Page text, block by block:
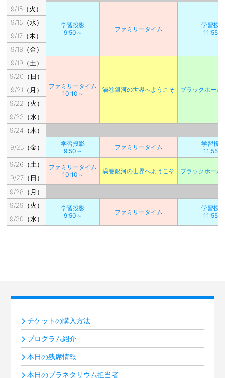
9/15（火）
学習投影
9:50～
ファミリータイム
学習投
11:55～
9/16（水）
9/17（木）
9/18（金）
9/19（土）
ファミリータイム
10:10～
渦巻銀河の世界へようこそ ブラックホール
9/20（日）
9/21（月）
9/22（火）
9/23（水）
9/24（木）
9/25（金）
学習投影
9:50～
ファミリータイム
学習投
11:55～
9/26（土）
ファミリータイム
10:10～
渦巻銀河の世界へようこそ ブラックホール
9/27（日）
9/28（月）
9/29（火）
学習投影
9:50～
ファミリータイム
学習投
11:55～
9/30（水）
チケットの購入方法
プログラム紹介
本日の残席情報
本日のプラネタリウム担当者